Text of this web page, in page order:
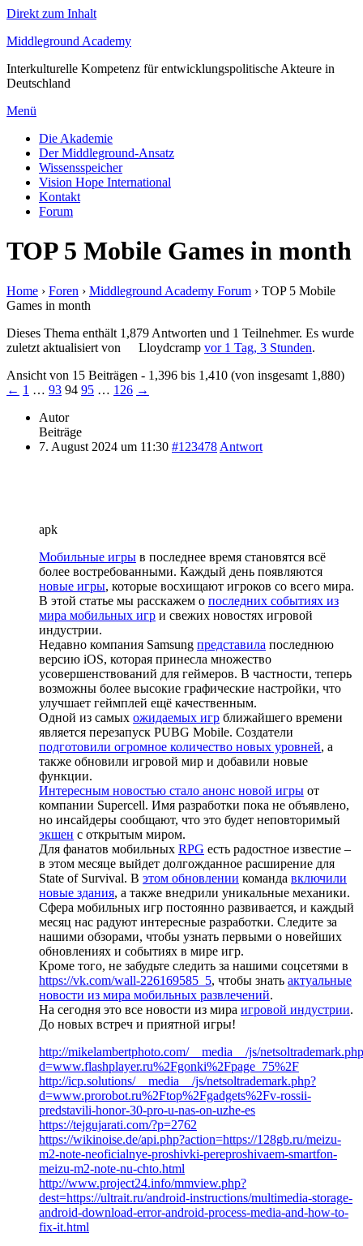
Direkt zum Inhalt
Middleground Academy
Interkulturelle Kompetenz für entwicklungspolitische Akteure in
Deutschland
Menü
Die Akademie
Der Middleground-Ansatz
Wissensspeicher
Vision Hope International
Kontakt
Forum
TOP 5 Mobile Games in month
Home › Foren › Middleground Academy Forum › TOP 5 Mobile
Games in month
Dieses Thema enthält 1,879 Antworten und 1 Teilnehmer. Es wurde
zuletzt aktualisiert von
Lloydcramp vor 1 Tag, 3 Stunden.
Ansicht von 15 Beiträgen - 1,396 bis 1,410 (von insgesamt 1,880)
← 1 … 93 94 95 … 126 →
Autor
Beiträge
7. August 2024 um 11:30 #123478 Antwort
apk
Мобильные игры в последнее время становятся всё
более востребованными. Каждый день появляются
новые игры, которые восхищают игроков со всего мира.
В этой статье мы расскажем о последних событиях из
мира мобильных игр и свежих новостях игровой
индустрии.
Недавно компания Samsung представила последнюю
версию iOS, которая принесла множество
усовершенствований для геймеров. В частности, теперь
возможны более высокие графические настройки, что
улучшает геймплей ещё качественным.
Одной из самых ожидаемых игр ближайшего времени
является перезапуск PUBG Mobile. Создатели
подготовили огромное количество новых уровней, а
также обновили игровой мир и добавили новые
функции.
Интересным новостью стало анонс новой игры от
компании Supercell. Имя разработки пока не объявлено,
но инсайдеры сообщают, что это будет неповторимый
экшен с открытым миром.
Для фанатов мобильных RPG есть радостное известие –
в этом месяце выйдет долгожданное расширение для
State of Survival. В этом обновлении команда включили
новые здания, а также внедрили уникальные механики.
Сфера мобильных игр постоянно развивается, и каждый
месяц нас радуют интересные разработки. Следите за
нашими обзорами, чтобы узнать первыми о новейших
обновлениях и событиях в мире игр.
Кроме того, не забудьте следить за нашими соцсетями в
https://vk.com/wall-226169585_5, чтобы знать актуальные
новости из мира мобильных развлечений.
На сегодня это все новости из мира игровой индустрии.
До новых встреч и приятной игры!
http://mikelambertphoto.com/__media__/js/
d=www.flashplayer.ru%2Fgonki%2Fpage_75%2F
http://icp.solutions/__media__/js/netsoltrademark.php?
d=www.prorobot.ru%2Ftop%2Fgadgets%2Fv-rossii-
predstavili-honor-30-pro-u-nas-on-uzhe-es
https://tejgujarati.com/?p=2762
https://wikinoise.de/api.php?action=https://128gb.ru/meizu-
m2-note-neoficialnye-proshivki-pereproshivaem-smartfon-
meizu-m2-note-nu-chto.html
http://www.project24.info/mmview.php?
dest=https://ultrait.ru/android-instructions/multimedia-storage-
android-download-error-android-process-media-and-how-to-
fix-it.html